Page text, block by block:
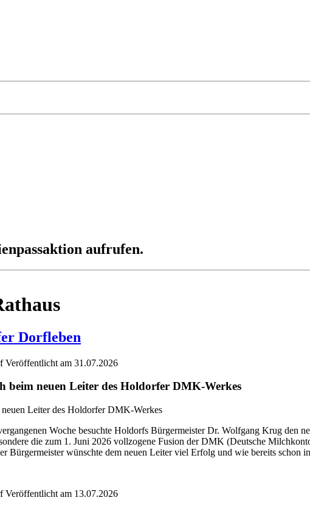
aufrufen.
Dorfleben
Veröffentlicht am 31.07.2026
beim neuen Leiter des Holdorfer DMK-Werkes
Woche besuchte Holdorfs Bürgermeister Dr. Wolfgang Krug den
die zum 1. Juni 2026 vollzogene Fusion der DMK (Deutsche
Bürgermeister wünschte dem neuen Leiter viel Erfolg und wie bereits schon in
Veröffentlicht am 13.07.2026